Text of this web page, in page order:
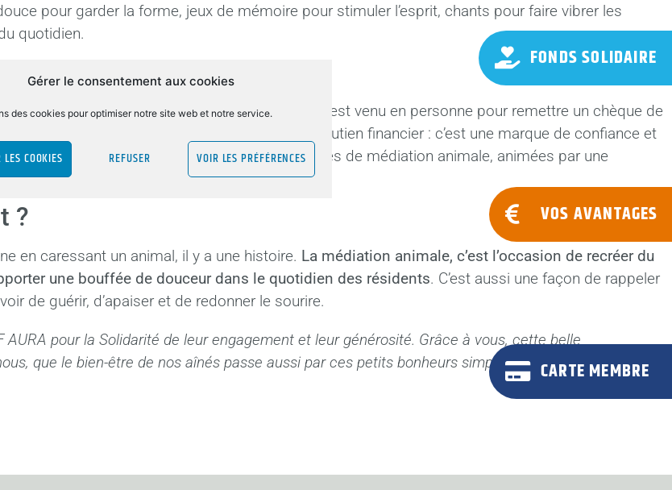
Gérer le consentement aux cookies
des cookies pour optimiser notre site web et notre service.
LES COOKIES REFUSER VOIR LES PRÉFÉRENCES
FONDS SOLIDAIRE
VOS AVANTAGES
CARTE MEMBRE
pour garder la forme, jeux de mémoire pour stimuler l’esprit, chants pour faire vibrer les
quotidien.
autres
Souchon, administrateur de l’ACEF AURA, est venu en personne pour remettre un chèque de
AURA pour la Solidarité
, est bien plus qu’un soutien financier : c’est une marque de confiance et
particulièrement à cœur à tous : des séances de médiation animale, animées par une
?
en caressant un animal, il y a une histoire. La médiation animale, c’est l’occasion de recréer du
une bouffée de douceur dans le quotidien des résidents. C’est aussi une façon de rappeler
de guérir, d’apaiser et de redonner le sourire.
AURA pour la Solidarité de leur engagement et leur générosité. Grâce à vous, cette belle
que le bien-être de nos aînés passe aussi par ces petits bonheurs simples et précieux.